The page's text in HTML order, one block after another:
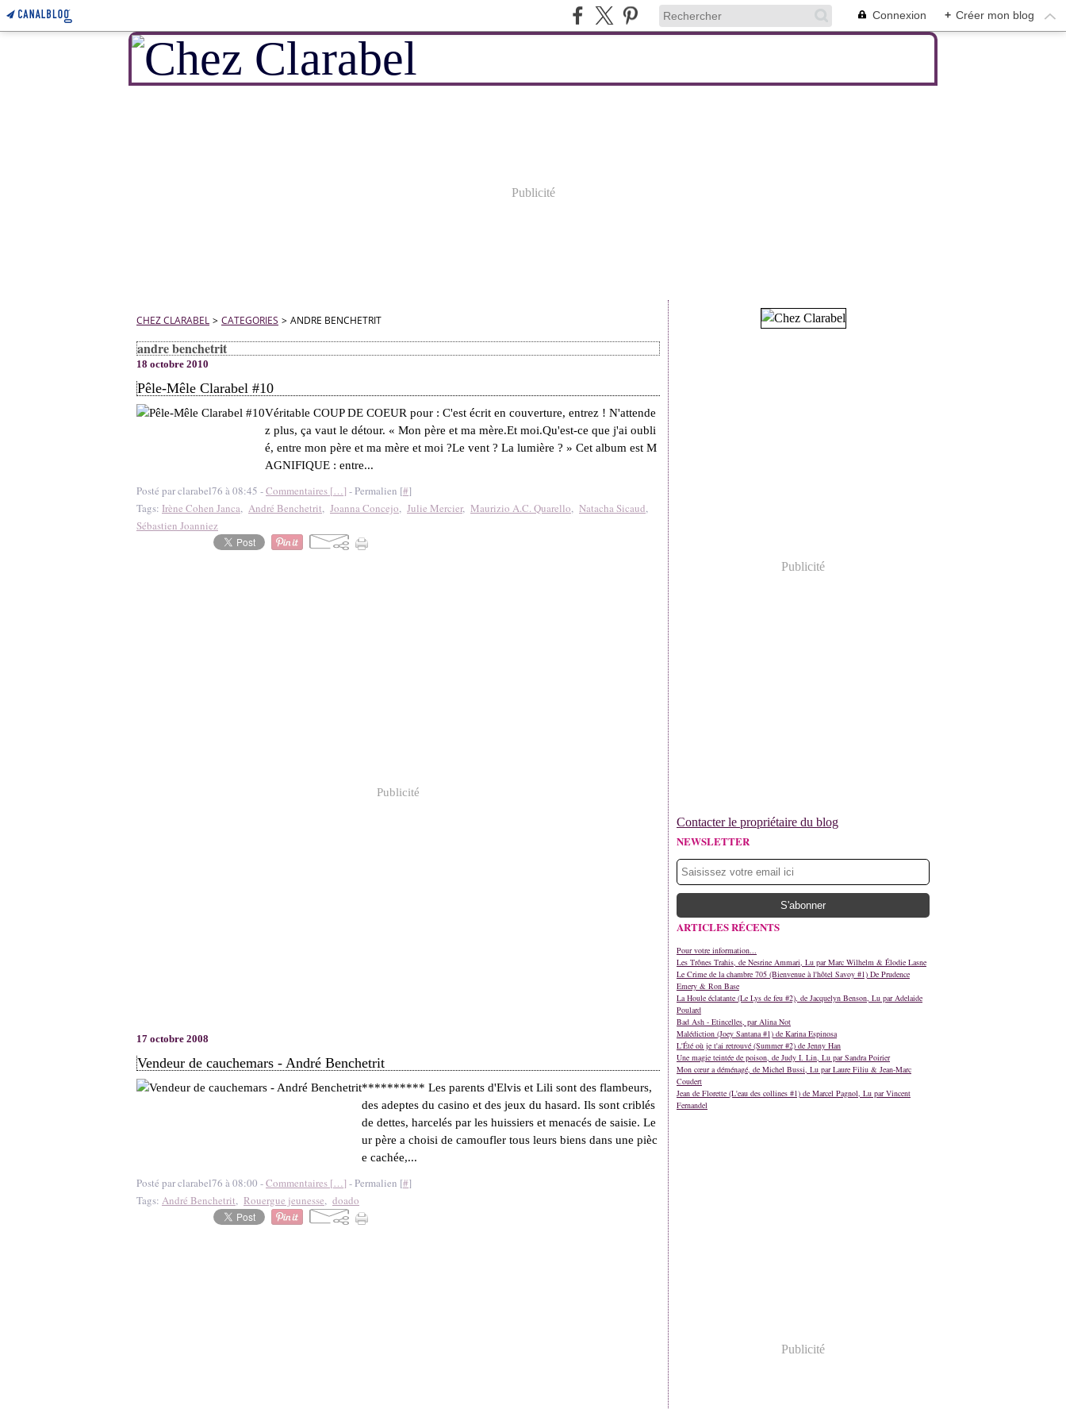
Connexion + Créer mon blog
Publicité
CHEZ CLARABEL > CATEGORIES > ANDRE BENCHETRIT
andre benchetrit
18 octobre 2010
Pêle-Mêle Clarabel #10
Véritable COUP DE COEUR pour : C'est écrit en couverture, entrez ! N'attende
z plus, ça vaut le détour. « Mon père et ma mère.Et moi.Qu'est-ce que j'ai oubli
é, entre mon père et ma mère et moi ?Le vent ? La lumière ? » Cet album est M
AGNIFIQUE : entre...
Posté par clarabel76 à 08:45 -Commentaires […] - Permalien [#]
Tags: Irène Cohen Janca, André Benchetrit, Joanna Concejo, Julie Mercier, Maurizio A.C. Quarello, Natacha Sicaud,
Sébastien Joanniez
Publicité
17 octobre 2008
Vendeur de cauchemars - André Benchetrit
********** Les parents d'Elvis et Lili sont des flambeurs,
des adeptes du casino et des jeux du hasard. Ils sont criblés
de dettes, harcelés par les huissiers et menacés de saisie. Le
ur père a choisi de camoufler tous leurs biens dans une pièc
e cachée,...
Posté par clarabel76 à 08:00 -Commentaires […] - Permalien [#]
Tags: André Benchetrit, Rouergue jeunesse, doado
Publicité
Contacter le propriétaire du blog
NEWSLETTER
ARTICLES RÉCENTS
Pour votre information...
Les Trônes Trahis, de Nesrine Ammari, Lu par Marc Wilhelm & Élodie Lasne
Le Crime de la chambre 705 (Bienvenue à l'hôtel Savoy #1) De Prudence
Emery & Ron Base
La Houle éclatante (Le Lys de feu #2), de Jacquelyn Benson, Lu par Adelaide
Poulard
Bad Ash - Etincelles, par Alina Not
Malédiction (Joey Santana #1) de Karina Espinosa
L'Été où je t'ai retrouvé (Summer #2) de Jenny Han
Une magie teintée de poison, de Judy I. Lin, Lu par Sandra Poirier
Mon cœur a déménagé, de Michel Bussi, Lu par Laure Filiu & Jean-Marc
Coudert
Jean de Florette (L'eau des collines #1) de Marcel Pagnol, Lu par Vincent
Fernandel
Publicité